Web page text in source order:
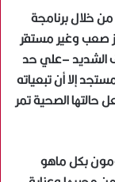
خلال برنامجة
صعب وغير مستقر
الشديد –علي حد
إلا أن تبعياته
حالتها الصحية تمر
بكل ماهو